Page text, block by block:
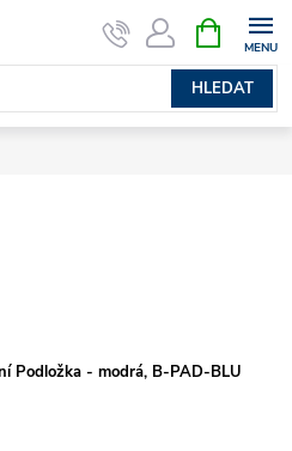
HLEDAT
NÁKUPNÍ
KOŠÍK
Podložka - modrá, B-PAD-BLU